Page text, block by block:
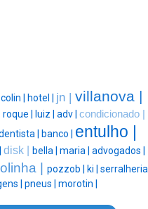
| hotel | jn | villanova |
roque | luiz | adv | condicionado |
| banco | entulho |
disk | bella | maria | advogados |
| pozzob | ki | serralheria
| pneus | morotin |